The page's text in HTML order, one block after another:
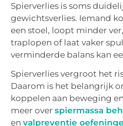
Spierverlies is soms
gewichtsverlies. Iemand
een stoel, loopt minder
traplopen of laat vaker
verminderde balans kan
Spierverlies vergroot het
Daarom is het belangrijk
koppelen aan beweging
meer overspiermassa
envalpreventie